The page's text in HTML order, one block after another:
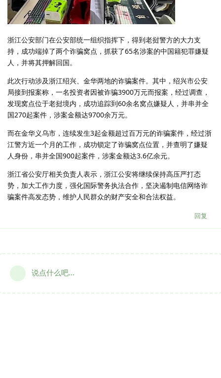
浙江公安部门在公安部统一组织指挥下，得到老挝警方的大力支
持，成功端掉了两个诈骗窝点，抓获了65名涉案的中国籍犯罪嫌疑
人，并将其押解回国。
此次行动涉及浙江绍兴、金华两地的诈骗案件。其中，绍兴市公安
局接到报案称，一名投资者因被诈骗3900万元而报案，经过调查，
发现窝点位于老挝境内，成功追踪到60余名窝点嫌疑人，并串并全
国270起案件，涉案金额达9700余万元。
而在金华义乌市，连续发生3起金额超过百万元的诈骗案件，经过浙
江警方近一个月的工作，成功锁定了诈骗窝点位置，并查明了嫌疑
人身份，串并全国900起案件，涉案金额达3.6亿余元。
浙江省公安厅相关负责人表示，浙江公安将继续保持高压严打态
势，加大工作力度，强化国际警务执法合作，坚决遏制电信网络诈
骗案件高发态势，维护人民群众的财产安全和合法权益。
回复
说点什么吧...